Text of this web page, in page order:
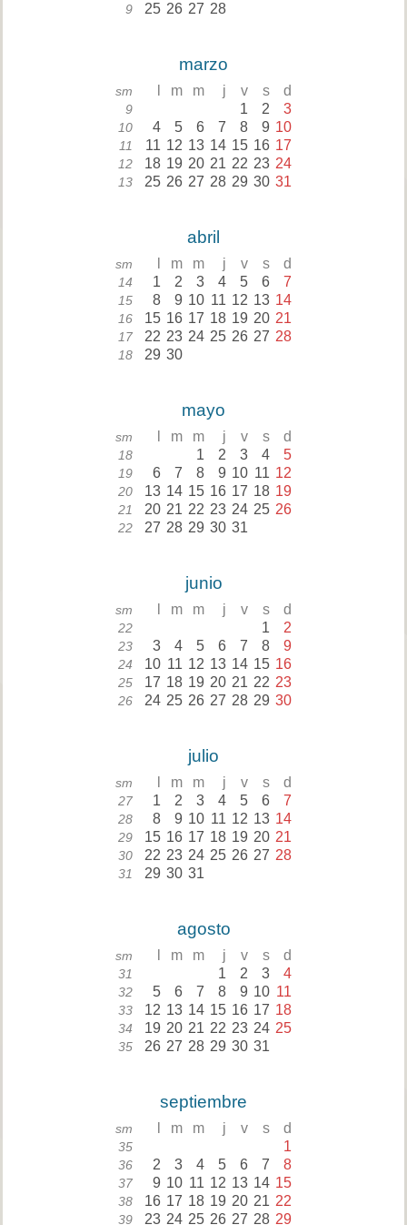
9 25 26 27 28
marzo
sm m m j v s d
9 1 2 3
10 4 5 6 7 8 9 10
11 11 12 13 14 15 16 17
12 18 19 20 21 22 23 24
13 25 26 27 28 29 30 31
abril
sm m m j v s d
14 1 2 3 4 5 6 7
15 8 9 10 11 12 13 14
16 15 16 17 18 19 20 21
17 22 23 24 25 26 27 28
18 29 30
mayo
sm m m j v s d
18 1 2 3 4 5
19 6 7 8 9 10 11 12
20 13 14 15 16 17 18 19
21 20 21 22 23 24 25 26
22 27 28 29 30 31
junio
sm m m j v s d
22 1 2
23 3 4 5 6 7 8 9
24 10 11 12 13 14 15 16
25 17 18 19 20 21 22 23
26 24 25 26 27 28 29 30
julio
sm m m j v s d
27 1 2 3 4 5 6 7
28 8 9 10 11 12 13 14
29 15 16 17 18 19 20 21
30 22 23 24 25 26 27 28
31 29 30 31
agosto
sm m m j v s d
31 1 2 3 4
32 5 6 7 8 9 10 11
33 12 13 14 15 16 17 18
34 19 20 21 22 23 24 25
35 26 27 28 29 30 31
septiembre
sm m m j v s d
35 1
36 2 3 4 5 6 7 8
37 9 10 11 12 13 14 15
38 16 17 18 19 20 21 22
39 23 24 25 26 27 28 29